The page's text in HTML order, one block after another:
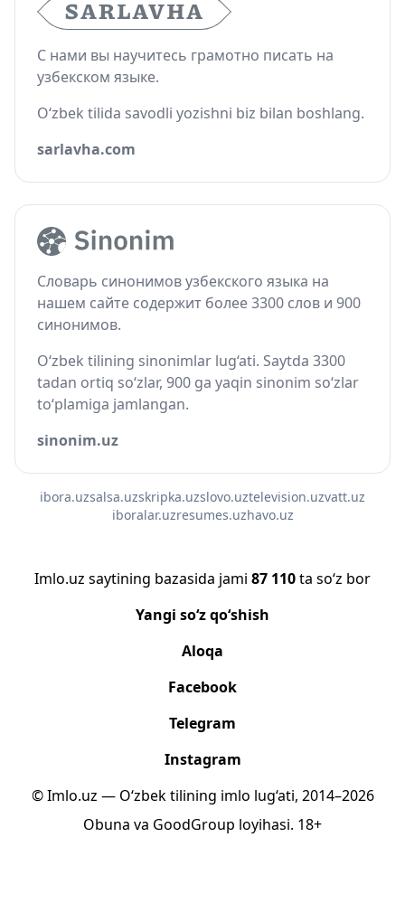
С нами вы научитесь грамотно писать на
узбекском языке.
O‘zbek tilida savodli yozishni biz bilan boshlang.
sarlavha.com
Словарь синонимов узбекского языка на
нашем сайте содержит более 3300 слов и 900
синонимов.
O‘zbek tilining sinonimlar lug‘ati. Saytda 3300
tadan ortiq so‘zlar, 900 ga yaqin sinonim so‘zlar
to‘plamiga jamlangan.
sinonim.uz
ibora.uzsalsa.uzskripka.uzslovo.uztelevision.uzvatt.uz
iboralar.uzresumes.uzhavo.uz
Imlo.uz saytining bazasida jami 87 110ta so‘z bor
Yangi so‘z qo‘shish
Aloqa
Facebook
Telegram
Instagram
© Imlo.uz — O‘zbek tilining imlo lug‘ati, 2014–2026
Obuna va GoodGroup loyihasi. 18+